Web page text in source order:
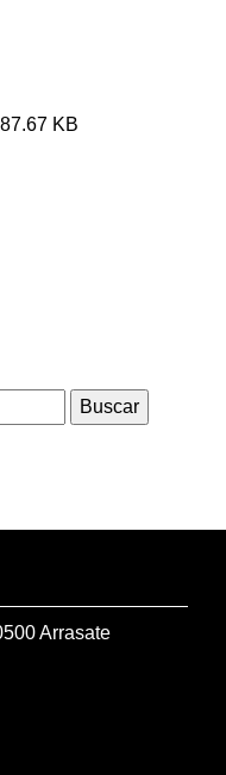
KB
Arrasate